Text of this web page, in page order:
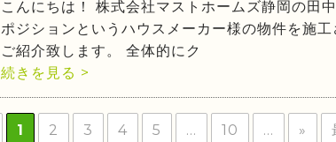
こんにちは！ 株式会社マストホームズ静岡の田
ポジションというハウスメーカー様の物件を施
ご紹介致します。 全体的にク
続きを見る >
1 2 3 4 5 ... 10 ... »